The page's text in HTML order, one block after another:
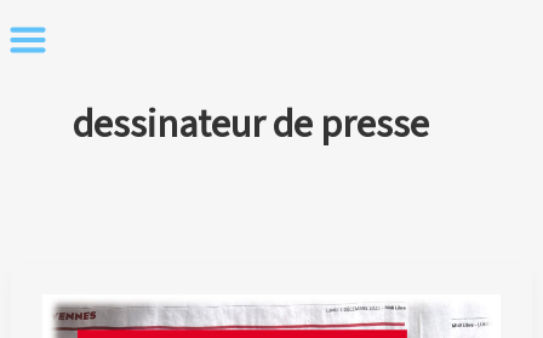
to
dessinateur de presse